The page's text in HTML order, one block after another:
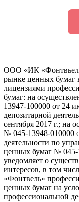
ООО «ИК
рынке ценных бумаг
лицензиями
бумаг: на
13947-100000 от 24
депозитарной
сентября 2017 г.; на
№ 045-13948-010000
деятельности по
ценных бумаг №
уведомляет о
интересов, в том
«Фонтвель»
ценных бумаг на
профессиональной